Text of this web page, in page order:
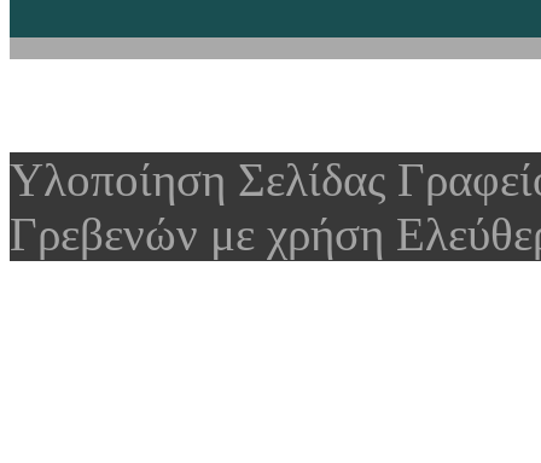
Υλοποίηση Σελίδας
Γρεβενών με χρήση